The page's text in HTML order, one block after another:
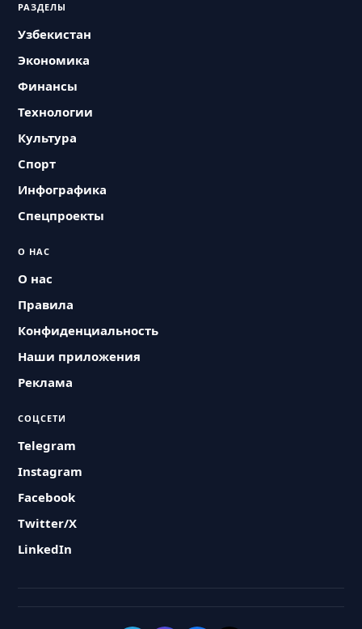
РАЗДЕЛЫ
Узбекистан
Экономика
Финансы
Технологии
Культура
Спорт
Инфографика
Спецпроекты
О НАС
О нас
Правила
Конфиденциальность
Наши приложения
Реклама
СОЦСЕТИ
Telegram
Instagram
Facebook
Twitter/X
LinkedIn